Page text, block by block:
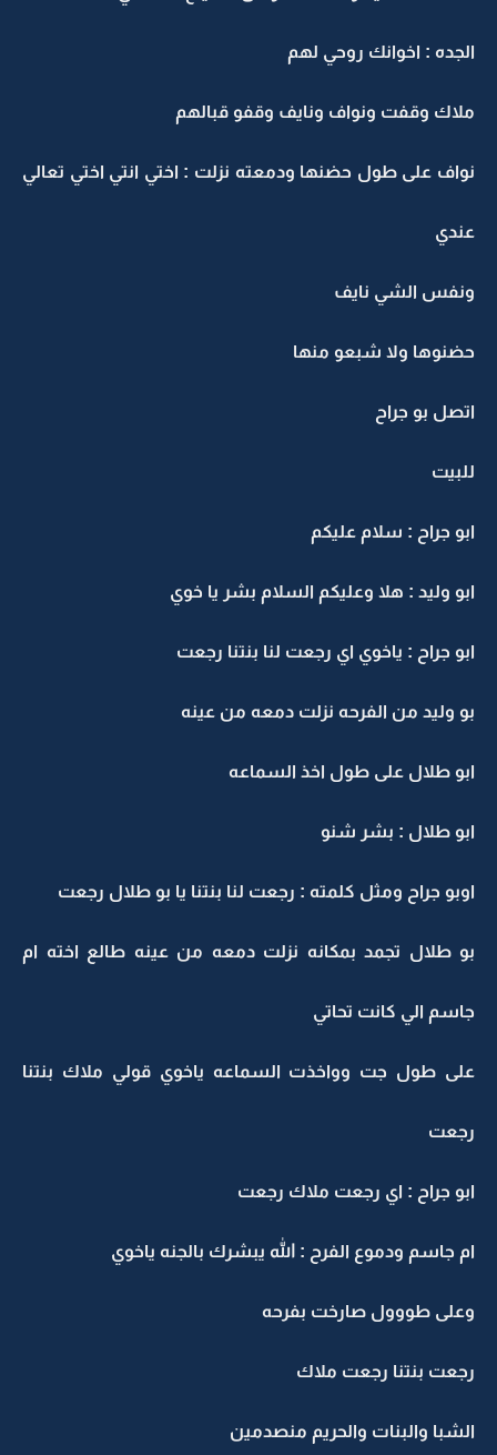
الجده : اخوانك روحي لهم
ملاك وقفت ونواف ونايف وقفو قبالهم
نواف على طول حضنها ودمعته نزلت : اختي انتي اختي تعالي
عندي
ونفس الشي نايف
حضنوها ولا شبعو منها
اتصل بو جراح
للبيت
ابو جراح : سلام عليكم
ابو وليد : هلا وعليكم السلام بشر يا خوي
ابو جراح : ياخوي اي رجعت لنا بنتنا رجعت
بو وليد من الفرحه نزلت دمعه من عينه
ابو طلال على طول اخذ السماعه
ابو طلال : بشر شنو
اوبو جراح ومثل كلمته : رجعت لنا بنتنا يا بو طلال رجعت
بو طلال تجمد بمكانه نزلت دمعه من عينه طالع اخته ام
جاسم الي كانت تحاتي
على طول جت وواخذت السماعه ياخوي قولي ملاك بنتنا
رجعت
ابو جراح : اي رجعت ملاك رجعت
ام جاسم ودموع الفرح : الله يبشرك بالجنه ياخوي
وعلى طووول صارخت بفرحه
رجعت بنتنا رجعت ملاك
الشبا والبنات والحريم منصدمين